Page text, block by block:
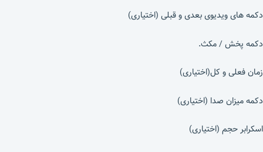
دکمه های ویدیوی بعدی و قبلی (اختیاری)
دکمه پخش / مکث.
زمان فعلی و کل(اختیاری)
دکمه میزان صدا (اختیاری)
اسکرابر حجم (اختیاری)